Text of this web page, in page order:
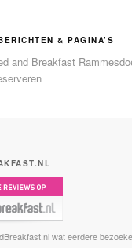
& PAGINA’S
and Breakfast
wat eerdere